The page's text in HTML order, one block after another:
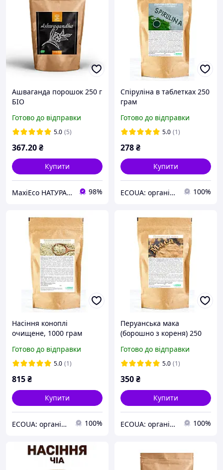
Ашваганда порошок 250 г
БІО
Готово до відправки
5.0 (5)
367.20₴
Купити
MaxiEco НАТУРАЛЬНІ ПРОДУКТИ. ✓ 100% БЕЗ ГМО. Купити еко продукти з доставкою по Україні 98%
Спіруліна в таблетках 250
грам
Готово до відправки
5.0 (1)
278₴
Купити
ECOUA: органічні продукти для здорового харчування гуртом та в роздріб. 100%
Насіння коноплі
очищене, 1000 грам
Готово до відправки
5.0 (1)
815₴
Купити
ECOUA: органічні продукти для здорового харчування гуртом та в роздріб. 100%
Перуанська мака
(борошно з кореня) 250
Готово до відправки
5.0 (1)
350₴
Купити
ECOUA: органічні продукти для здорового харчування гуртом та в роздріб. 100%